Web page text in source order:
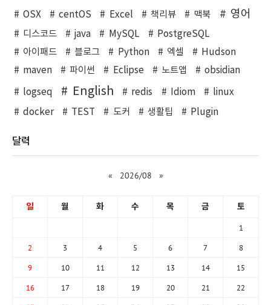
OSX centOS Excel 책리뷰 맥북 영어
디스코드 java MySQL
PostgreSQL
아이패드
블로그 Python 엑셀
Hudson
maven
파이썬 Eclipse 노트앱 obsidian
logseq English redis Idiom
linux
docker
TEST 도커 생활팁 Plugin
달력
« 2026/08 »
일 월 화 수 목 금 토
1
2 3 4 5 6 7 8
9 10 11 12 13 14 15
16 17 18 19 20 21 22